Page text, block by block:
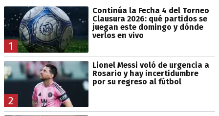
1
Continúa la Fecha 4 del Torneo
Clausura 2026: qué partidos se
juegan este domingo y dónde
verlos en vivo
2
Lionel Messi voló de urgencia a
Rosario y hay incertidumbre
por su regreso al fútbol